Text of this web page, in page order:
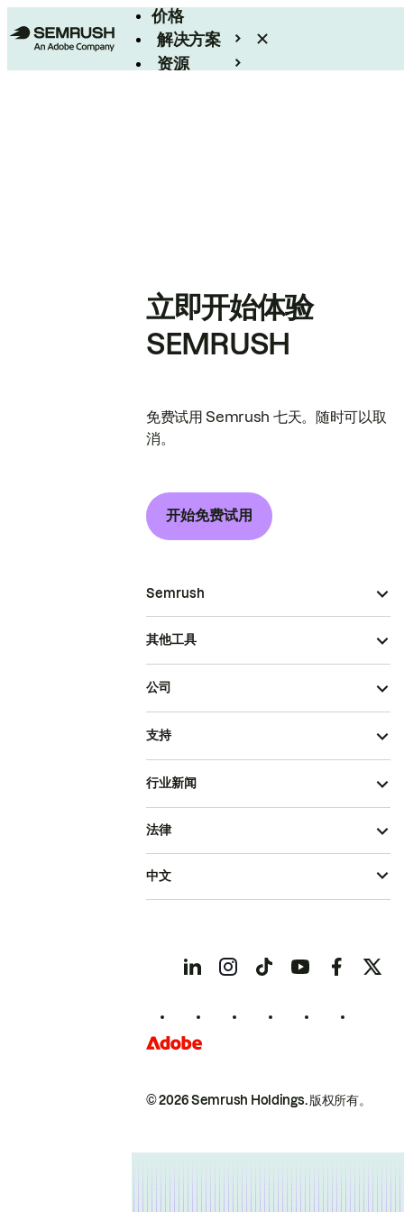
价格
解决方案
资源
立即开始体验
SEMRUSH
免费试用 Semrush 七天。随时可以取
消。
开始免费试用
Semrush
其他工具
公司
支持
行业新闻
© 2026 Semrush Holdings.版权所有。
法律
中文